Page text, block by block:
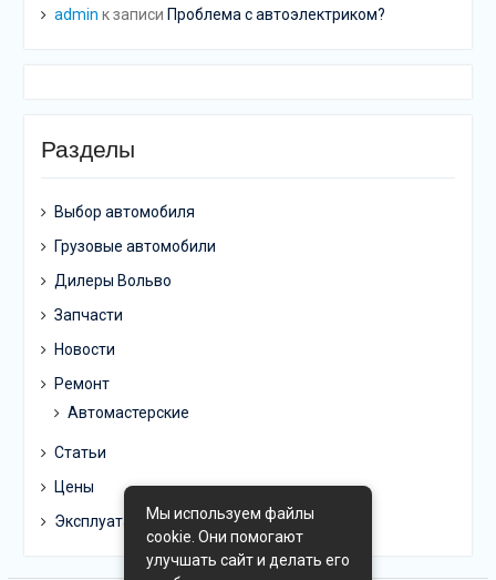
admin к записи Проблема с автоэлектриком?
Разделы
Выбор автомобиля
Грузовые автомобили
Дилеры Вольво
Запчасти
Новости
Ремонт
Автомастерские
Статьи
Цены
ЭксплуатацияМы используем файлы
cookie. Они помогают
улучшать сайт и делать его